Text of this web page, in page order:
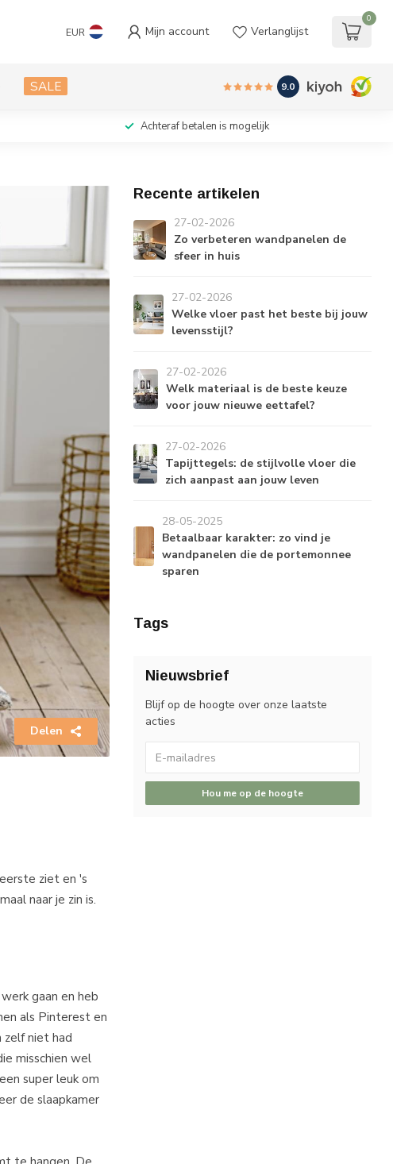
EUR Mijn account Verlanglijst
0
SALE 9.0
Achteraf betalen is mogelijk
Delen
ziet en 's
naar je zin is.
gaan en heb
als Pinterest en
zelf niet had
misschien wel
super leuk om
de slaapkamer
Recente artikelen
27-02-2026
Zo verbeteren wandpanelen de
sfeer in huis
27-02-2026
Welke vloer past het beste bij jouw
levensstijl?
27-02-2026
Welk materiaal is de beste keuze
voor jouw nieuwe eettafel?
27-02-2026
Tapijttegels: de stijlvolle vloer die
zich aanpast aan jouw leven
28-05-2025
Betaalbaar karakter: zo vind je
wandpanelen die de portemonnee
sparen
Tags
Nieuwsbrief
Blijf op de hoogte over onze laatste
acties
Hou me op de hoogte